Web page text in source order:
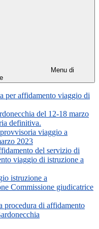
Menu di
per affidamento viaggio di
del 12-18 marzo
definitiva.
viaggio a
2023
del servizio di
viaggio di istruzione a
istruzione a
Commissione giudicatrice
procedura di affidamento